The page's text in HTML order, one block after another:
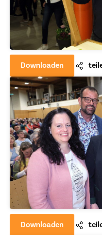
Downloaden
Downloaden